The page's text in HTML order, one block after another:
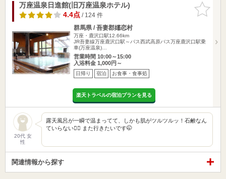
お気に入
りに追加
万座温泉日進館(旧万座温泉ホテル)
4.4点/ 124 件
群馬県 / 吾妻郡嬬恋村
万座・鹿沢口駅12.66km
JR吾妻線万座鹿沢口駅～バス西武高原バス万座鹿沢口駅乗
車(万座温泉)…
営業時間 10:00～15:00
入浴料金 1,000円～
日帰り 宿泊 お食事・食事処
楽天トラベルの宿泊プランを見る
20代 女
性
露天風呂が一瞬で温まってて、しかも肌がツルツルッ！石鹸なん
ていらない🙂‍↔️ また行きたいです🤭
関連情報から探す